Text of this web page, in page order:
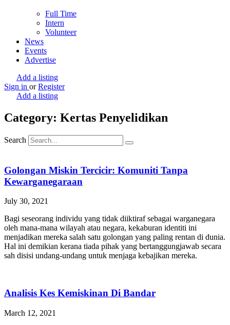
Full Time
Intern
Volunteer
News
Events
Advertise
Add a listing
Sign in or Register
Add a listing
Category: Kertas Penyelidikan
Search
Golongan Miskin Tercicir: Komuniti Tanpa
Kewarganegaraan
July 30, 2021
Bagi seseorang individu yang tidak diiktiraf sebagai warganegara
oleh mana-mana wilayah atau negara, kekaburan identiti ini
menjadikan mereka salah satu golongan yang paling rentan di dunia.
Hal ini demikian kerana tiada pihak yang bertanggungjawab secara
sah disisi undang-undang untuk menjaga kebajikan mereka.
Analisis Kes Kemiskinan Di Bandar
March 12, 2021